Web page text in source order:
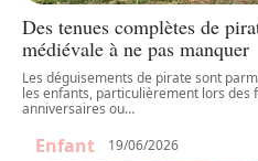
Des tenues complètes de
médiévale à ne pas manquer
Les déguisements de pirate sont
les enfants, particulièrement lors des
anniversaires ou…
Enfant 19/06/2026